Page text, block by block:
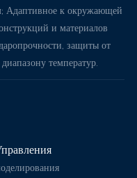
Адаптивное к окружающей
и материалов
защиты от
температур.